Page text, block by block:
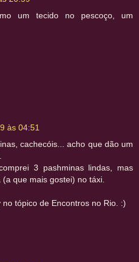
um tecido no pescoço, um
às 04:51
cachecóis... acho que dão um
3 pashminas lindas, mas
que mais gostei) no táxi.
tópico de Encontros no Rio. :)